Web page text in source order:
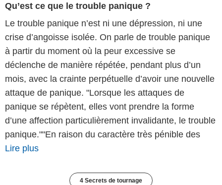
Qu’est ce que le trouble panique ?
Le trouble panique n’est ni une dépression, ni une
crise d’angoisse isolée. On parle de trouble panique
à partir du moment où la peur excessive se
déclenche de manière répétée, pendant plus d’un
mois, avec la crainte perpétuelle d’avoir une nouvelle
attaque de panique. "Lorsque les attaques de
panique se répètent, elles vont prendre la forme
d’une affection particulièrement invalidante, le trouble
panique.""En raison du caractère très pénible des
Lire plus
4 Secrets de tournage